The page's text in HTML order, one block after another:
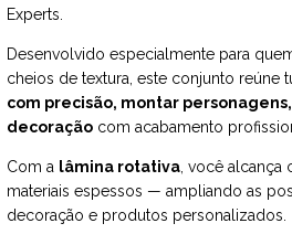
Experts.
Desenvolvido especialmente para
cheios de textura, este conjunto reúne
com precisão, montar
decoração com acabamento
Com a lâmina rotativa , você
materiais espessos — ampliando as
decoração e produtos personalizados.